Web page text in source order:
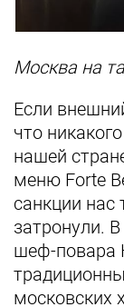
Москва на
Если
что
нашей
меню Forte
санкции
затронули.
шеф-повара
московских